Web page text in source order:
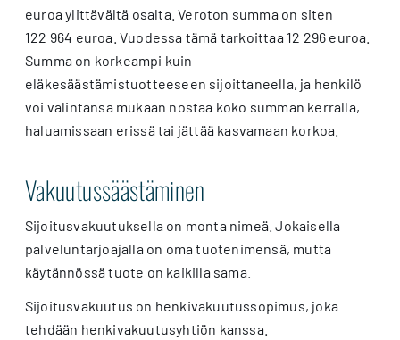
euroa ylittävältä osalta. Veroton summa on siten
122 964 euroa. Vuodessa tämä tarkoittaa 12 296 euroa.
Summa on korkeampi kuin
eläkesäästämistuotteeseen sijoittaneella, ja henkilö
voi valintansa mukaan nostaa koko summan kerralla,
haluamissaan erissä tai jättää kasvamaan korkoa.
Vakuutussäästäminen
Sijoitusvakuutuksella on monta nimeä. Jokaisella
palveluntarjoajalla on oma tuotenimensä, mutta
käytännössä tuote on kaikilla sama.
Sijoitusvakuutus on henkivakuutussopimus, joka
tehdään henkivakuutusyhtiön kanssa.